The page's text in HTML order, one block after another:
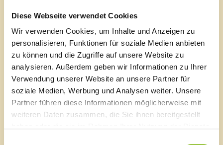
Diese Webseite verwendet Cookies
Wir verwenden Cookies, um Inhalte und Anzeigen zu
personalisieren, Funktionen für soziale Medien anbieten
zu können und die Zugriffe auf unsere Website zu
analysieren. Außerdem geben wir Informationen zu Ihrer
Verwendung unserer Website an unsere Partner für
soziale Medien, Werbung und Analysen weiter. Unsere
Partner führen diese Informationen möglicherweise mit
weiteren Daten zusammen, die Sie ihnen bereitgestellt
8.)
Allfälliges
Mit freundlichen Grüßen
Walter Gohm, Bürgermeister